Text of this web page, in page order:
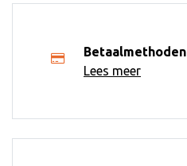
Betaalmethoden
Lees meer